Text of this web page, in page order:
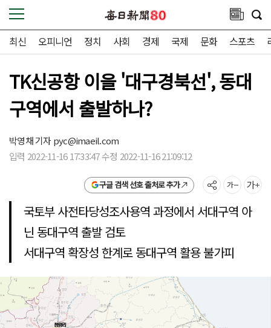
최신 오피니언 정치 사회 경제 국제 문화 스포츠
TK신공항 이을 '대구경북선', 동대
구역에서 출발하나?
박영채 기자pyc@imaeil.com
입력 2022-11-16 17:33:47 수정 2022-11-16 21:09:12
구글 검색 선호 출처로 추가
국토부 사전타당성조사용역 과정에서 서대구역 아
닌 동대구역 출발 검토
서대구역 확장성 한계로 동대구역 활용 불가피